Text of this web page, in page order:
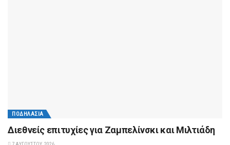
ΠΟΔΗΛΑΣΊΑ
Διεθνείς επιτυχίες για Ζαμπελίνσκι και Μιλτιάδη